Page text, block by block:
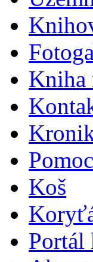
Kniha
Koš
Portál